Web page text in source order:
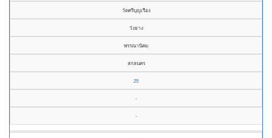
วัดศรีบุญเรือง
วังยาง
พรรณานิคม
สกลนคร
25
-
-